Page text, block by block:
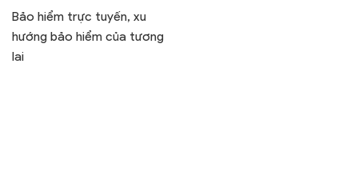
Bảo hiểm trực tuyến, xu
hướng bảo hiểm của tương
lai